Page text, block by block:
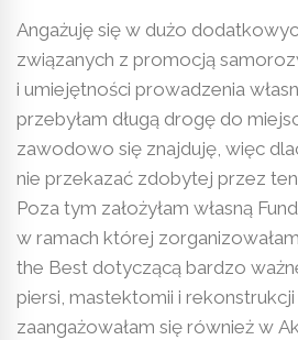
Angażuję się w dużo
związanych z promocją
i umiejętności prowadzenia
przebyłam długą drogę do
zawodowo się znajduję, więc
nie przekazać zdobytej przez
Poza tym założyłam własną
w ramach której
the Best dotyczącą bardzo
piersi, mastektomii i rekonstrukcji
zaangażowałam się również w